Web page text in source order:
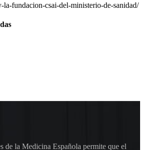
la-fundacion-csai-del-ministerio-de-sanidad/
de la Medicina Española permite que el